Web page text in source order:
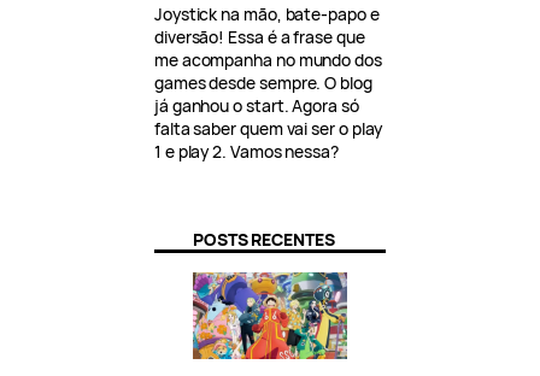
Joystick na mão, bate-papo e
diversão! Essa é a frase que
me acompanha no mundo dos
games desde sempre. O blog
já ganhou o start. Agora só
falta saber quem vai ser o play
1 e play 2. Vamos nessa?
POSTS RECENTES